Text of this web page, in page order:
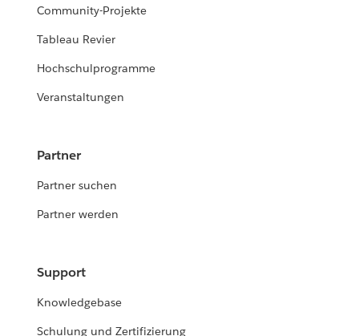
Community-Projekte
Tableau Revier
Hochschulprogramme
Veranstaltungen
Partner
Partner suchen
Partner werden
Support
Knowledgebase
Schulung und Zertifizierung